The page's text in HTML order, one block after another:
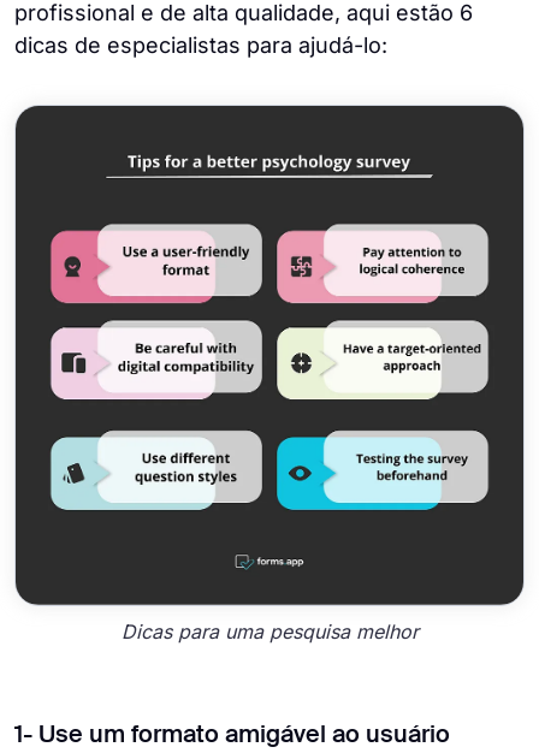
profissional e de alta qualidade, aqui estão 6
dicas de especialistas para ajudá-lo:
Dicas para uma pesquisa melhor
1- Use um formato amigável ao usuário